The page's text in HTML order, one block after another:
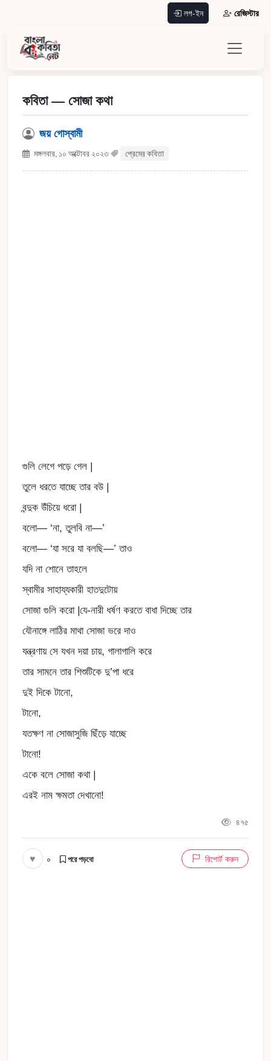
লগ-ইন রেজিস্টার
কবিতা — সোজা কথা
জয় গোস্বামী
মঙ্গলবার, ১০ অক্টোবর ২০২৩ প্রেমের কবিতা
গুলি লেগে পড়ে গেল |
তুলে ধরতে যাচ্ছে তার বউ |
বন্দুক উঁচিয়ে ধরো |
বলো— ‘না, তুলবি না—’
বলো— ‘যা সরে যা বলছি—’ তাও
যদি না শোনে তাহলে
স্বামীর সাহায্যকারী হাতদুটোয়
সোজা গুলি করো |যে-নারী ধর্ষণ করতে বাধা দিচ্ছে তার
যৌনাঙ্গে লাঠির মাথা সোজা ভরে দাও
যন্ত্রণায় সে যখন দয়া চায়, গালাগালি করে
তার সামনে তার শিশুটিকে দু’পা ধরে
দুই দিকে টানো,
টানো,
যতক্ষণ না সোজাসুজি ছিঁড়ে যাচ্ছে
টানো!
একে বলে সোজা কথা |
এরই নাম ক্ষমতা দেখানো!
৪৭৫
♥ ০ পরে পড়বো রিপোর্ট করুন